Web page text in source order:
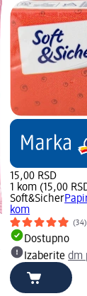
15,00 RSD
1 kom (15,00
Soft&Sicher
kom
(34)
Dostupno
Izaberitedm